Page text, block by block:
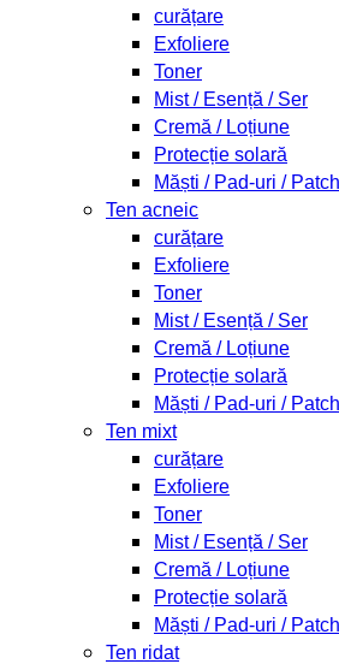
curățare
Exfoliere
Toner
Mist / Esență / Ser
Cremă / Loțiune
Protecție solară
Măști / Pad-uri /
Ten acneic
curățare
Exfoliere
Toner
Mist / Esență / Ser
Cremă / Loțiune
Protecție solară
Măști / Pad-uri /
Ten mixt
curățare
Exfoliere
Toner
Mist / Esență / Ser
Cremă / Loțiune
Protecție solară
Măști / Pad-uri /
Ten ridat